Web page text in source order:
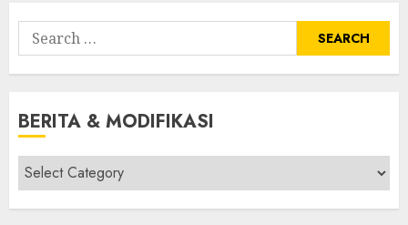
Search
for:
BERITA & MODIFIKASI
Berita
&
Modifikasi